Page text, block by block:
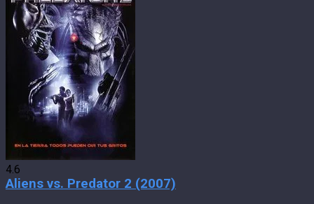
4.6
Aliens vs. Predator 2 (2007)